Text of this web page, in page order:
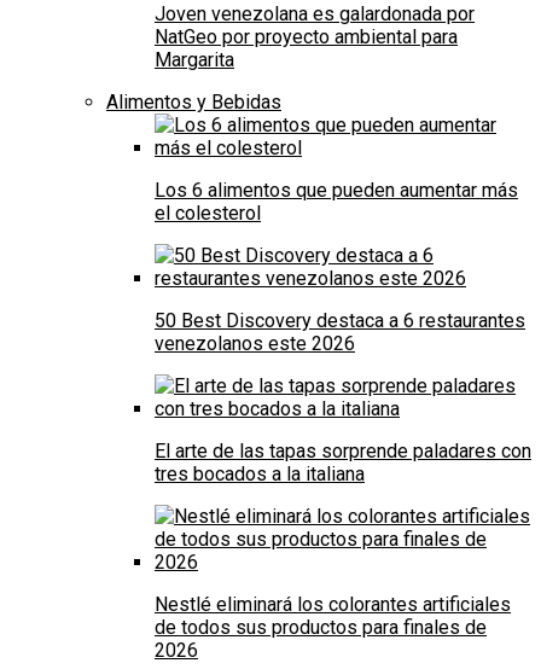
Joven venezolana es galardonada por
NatGeo por proyecto ambiental para
Margarita
Alimentos y Bebidas
Los 6 alimentos que pueden aumentar más
el colesterol
50 Best Discovery destaca a 6 restaurantes
venezolanos este 2026
El arte de las tapas sorprende paladares con
tres bocados a la italiana
Nestlé eliminará los colorantes artificiales
de todos sus productos para finales de
2026